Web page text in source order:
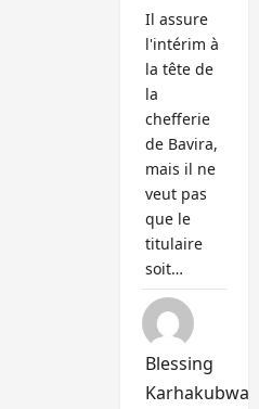
Il assure
l'intérim à
la tête de
la
chefferie
de Bavira,
mais il ne
veut pas
que le
titulaire
soit…
Blessing
Karhakubwa